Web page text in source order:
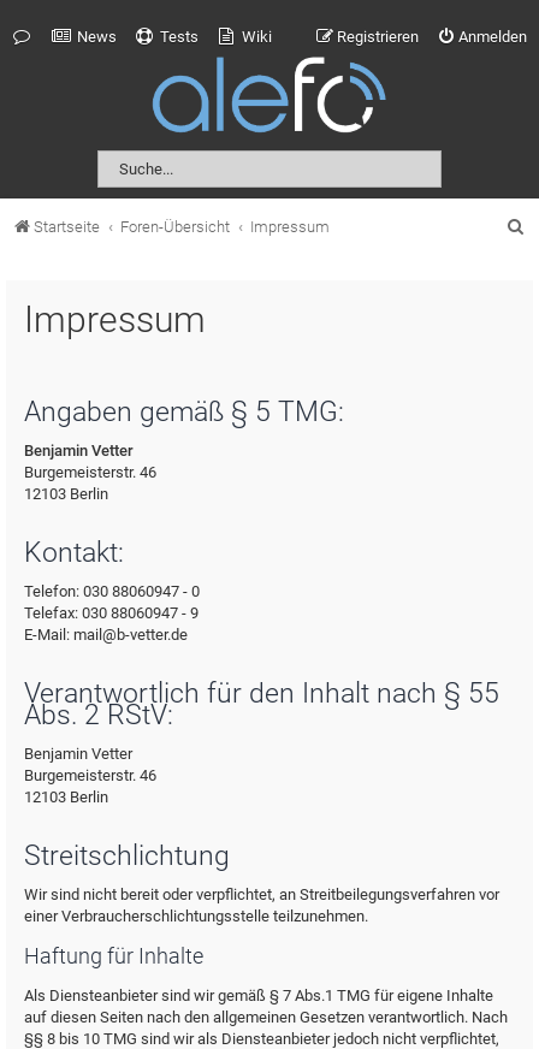
News Tests Wiki Anmelden
Registrieren
Startseite Foren-Übersicht Impressum
Impressum
Angaben gemäß § 5 TMG:
Benjamin Vetter
Burgemeisterstr. 46
12103 Berlin
Kontakt:
Telefon: 030 88060947 - 0
Telefax: 030 88060947 - 9
E-Mail: mail@b-vetter.de
Verantwortlich für den Inhalt nach § 55
Abs. 2 RStV:
Benjamin Vetter
Burgemeisterstr. 46
12103 Berlin
Streitschlichtung
Wir sind nicht bereit oder verpflichtet, an Streitbeilegungsverfahren vor
einer Verbraucherschlichtungsstelle teilzunehmen.
Haftung für Inhalte
Als Diensteanbieter sind wir gemäß § 7 Abs.1 TMG für eigene Inhalte
auf diesen Seiten nach den allgemeinen Gesetzen verantwortlich. Nach
§§ 8 bis 10 TMG sind wir als Diensteanbieter jedoch nicht verpflichtet,